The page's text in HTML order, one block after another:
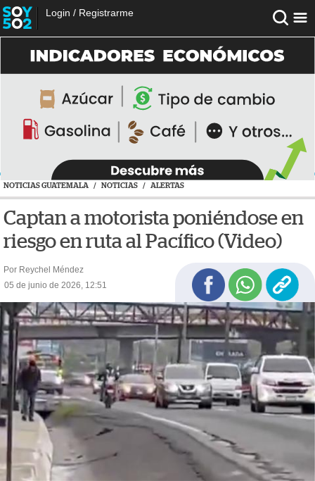
Login / Registrarme
NOTICIAS GUATEMALA / NOTICIAS / ALERTAS
Captan a motorista poniéndose en
riesgo en ruta al Pacífico (Video)
Por Reychel Méndez
05 de junio de 2026, 12:51